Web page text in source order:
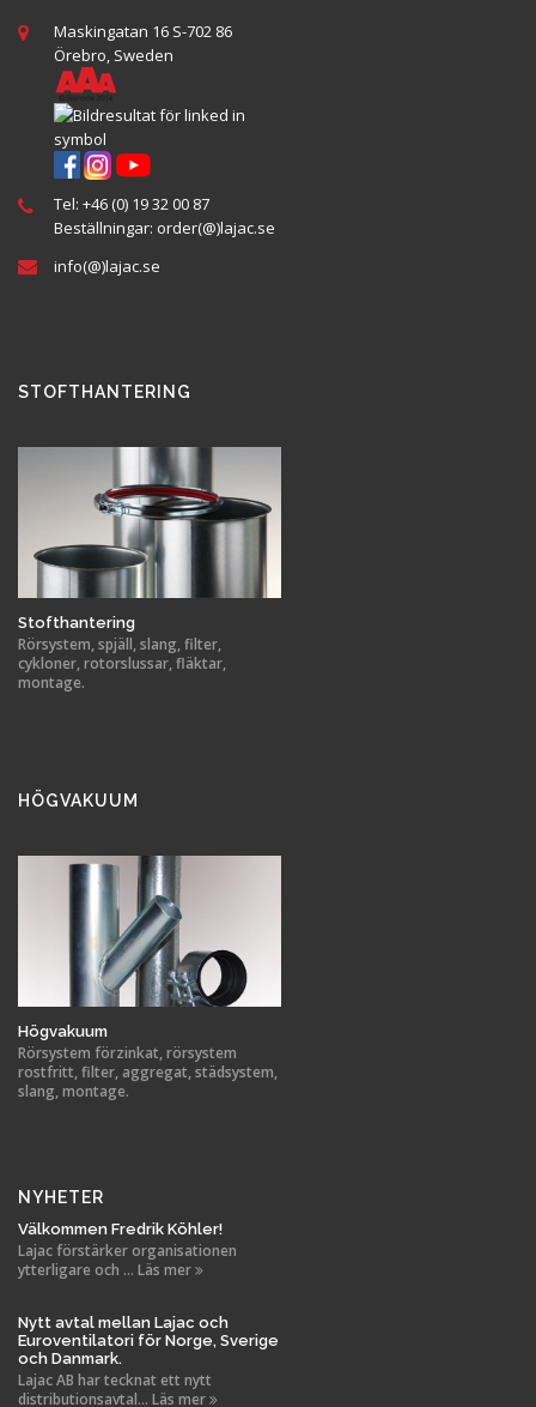
Maskingatan 16 S-702 86
Örebro, Sweden
Tel: +46 (0) 19 32 00 87
Beställningar: order(@)lajac.se
info(@)lajac.se
STOFTHANTERING
Stofthantering
Rörsystem, spjäll, slang, filter,
cykloner, rotorslussar, fläktar,
montage.
HÖGVAKUUM
Högvakuum
Rörsystem förzinkat, rörsystem
rostfritt, filter, aggregat, städsystem,
slang, montage.
NYHETER
Välkommen Fredrik Köhler!
Lajac förstärker organisationen
ytterligare och ... Läs mer
Nytt avtal mellan Lajac och
Euroventilatori för Norge, Sverige
och Danmark.
Lajac AB har tecknat ett nytt
distributionsavtal... Läs mer